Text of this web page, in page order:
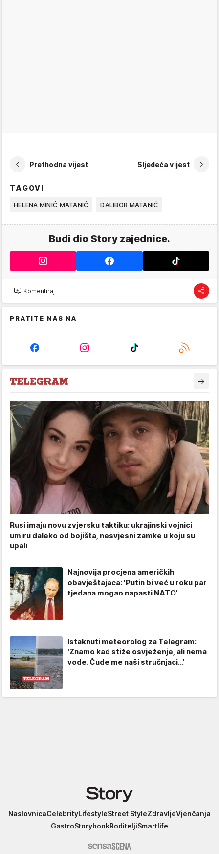
Prethodna vijest Sljedeća vijest
TAGOVI
HELENA MINIĆ MATANIĆ DALIBOR MATANIĆ
Budi dio Story zajednice.
Komentiraj
PRATITE NAS NA
Rusi imaju novu zvjersku taktiku: ukrajinski vojnici
umiru daleko od bojišta, nesvjesni zamke u koju su
upali
Najnovija procjena američkih
obavještajaca: 'Putin bi već u roku par
tjedana mogao napasti NATO'
Istaknuti meteorolog za Telegram:
'Znamo kad stiže osvježenje, ali nema
vode. Čude me naši stručnjaci...'
Story
NaslovnicaCelebrityLifestyleStreet StyleZdravljeVjenčanja
GastroStorybookRoditeljiSmartlife